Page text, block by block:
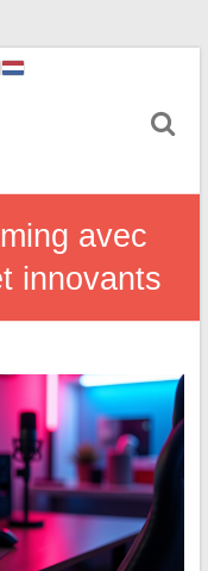
avec
innovants